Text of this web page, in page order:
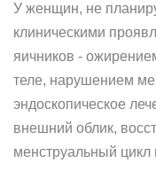
У женщин, не
клиническими
яичников -
теле, нарушением
эндоскопическое
внешний облик,
менструальный цикл